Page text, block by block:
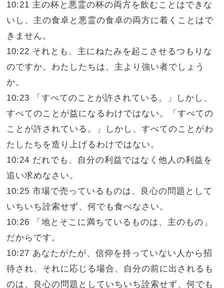
10:21 主の杯と悪霊の杯の両方を飲むことはできな
いし、主の食卓と悪霊の食卓の両方に着くことはで
きません。
10:22 それとも、主にねたみを起こさせるつもりな
のですか。わたしたちは、主より強い者でしょう
か。
10:23 「すべてのことが許されている。」しかし、
すべてのことが益になるわけではない。「すべての
ことが許されている。」しかし、すべてのことがわ
たしたちを造り上げるわけではない。
10:24 だれでも、自分の利益ではなく他人の利益を
追い求めなさい。
10:25 市場で売っているものは、良心の問題として
いちいち詮索せず、何でも食べなさい。
10:26 「地とそこに満ちているものは、主のもの」
だからです。
10:27 あなたがたが、信仰を持っていない人から招
待され、それに応じる場合、自分の前に出されるも
のは、良心の問題としていちいち詮索せず、何でも